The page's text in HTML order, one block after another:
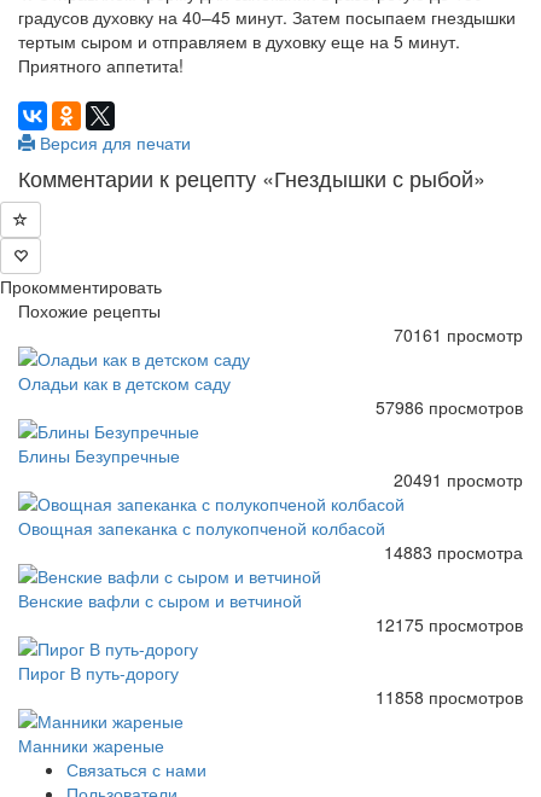
градусов духовку на 40–45 минут. Затем посыпаем гнездышки
тертым сыром и отправляем в духовку еще на 5 минут.
Приятного аппетита!
Версия для печати
Комментарии к рецепту «Гнездышки с рыбой»
Прокомментировать
Похожие рецепты
70161 просмотр
Оладьи как в детском саду
57986 просмотров
Блины Безупречные
20491 просмотр
Овощная запеканка с полукопченой колбасой
14883 просмотра
Венские вафли с сыром и ветчиной
12175 просмотров
Пирог В путь-дорогу
11858 просмотров
Манники жареные
Связаться с нами